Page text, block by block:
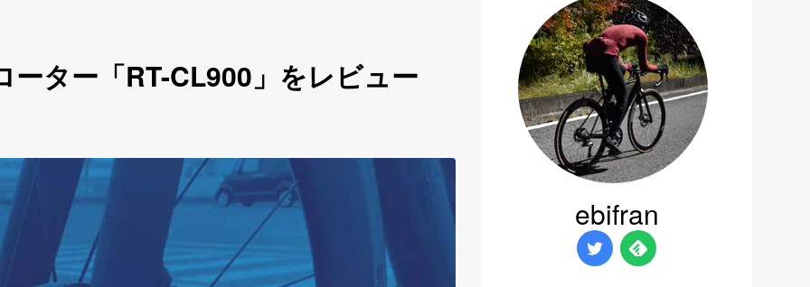
ター「RT-CL900」をレビュー
ebifran